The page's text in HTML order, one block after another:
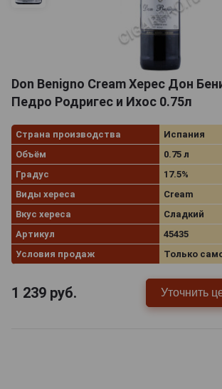
Don Benigno Cream Херес Дон
Педро Родригес и Ихос 0.75л
Страна производства
Испания
Объём
0.75 л
Градус
17.5%
Виды хереса
Cream
Вкус хереса
Сладкий
Артикул
45435
Условия продаж
Только
1 239 руб. Уточнить